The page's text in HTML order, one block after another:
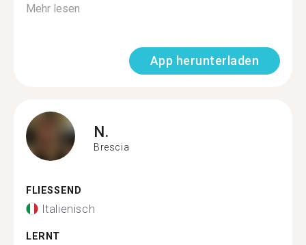
Mehr lesen
App herunterladen
N.
Brescia
FLIESSEND
Italienisch
LERNT